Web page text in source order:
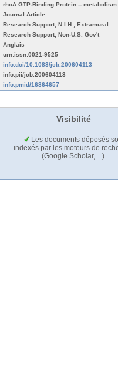
rhoA GTP-Binding Protein -- metabolism
Journal Article
Research Support, N.I.H., Extramural
Research Support, Non-U.S. Gov't
Anglais
urn:issn:0021-9525
info:doi/10.1083/jcb.200604113
info:pii/jcb.200604113
info:pmid/16864657
Visibilité
Les documents déposés
indexés par les moteurs de
(Google Scholar,…).